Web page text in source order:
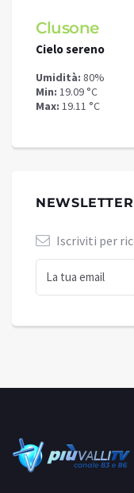
Schilpario
Cielo sereno
Umidità: 73%
Min: 12.89 °C
Max: 15.74 °C
NEWSLETTER
Iscriviti per